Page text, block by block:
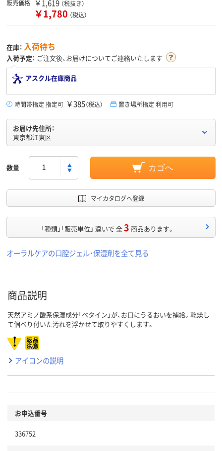
販売価格 ￥1,619 （税抜き）
￥1,780 （税込）
在庫： 入荷待ち
入荷予定： ご注文後、お届けについてご連絡いたします
アスクル在庫商品
時間帯指定 指定可 ￥385（税込） 置き場所指定 利用可
お届け先住所：
東京都江東区
数量 カゴへ
マイカタログへ登録
「種類」「販売単位」 違いで 全3 商品あります。
オーラルケアの口腔ジェル・保湿剤を全て見る
商品説明
天然アミノ酸系保湿成分「ベタイン」が、お口にうるおいを補給。乾燥し
て個べり付いた汚れを浮かせて取りやすくします。
アイコンの説明
お申込番号
336752